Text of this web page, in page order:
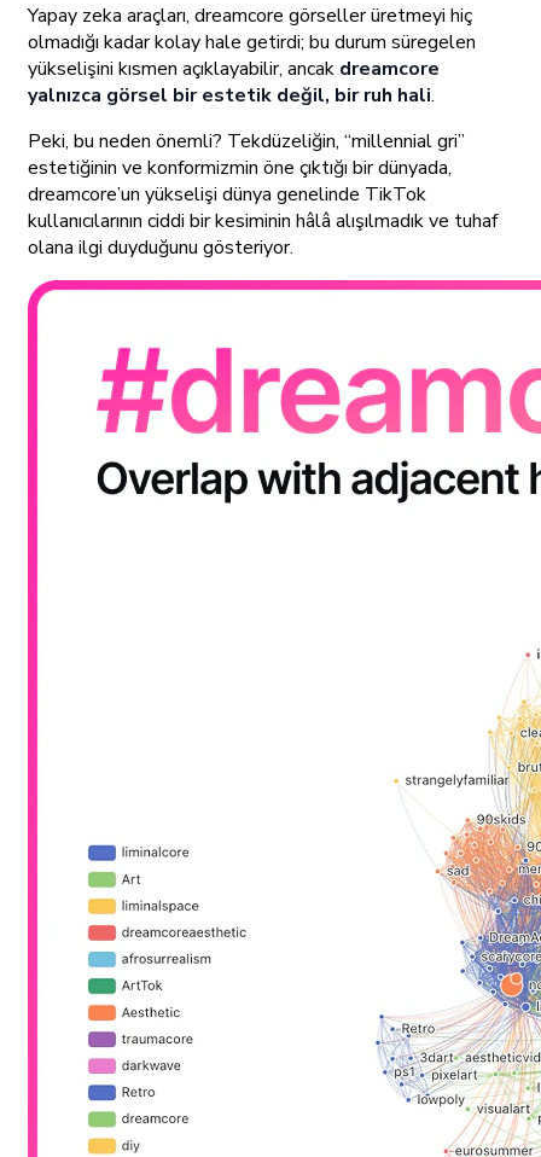
Yapay zeka araçları, dreamcore görseller üretmeyi hiç
olmadığı kadar kolay hale getirdi; bu durum süregelen
yükselişini kısmen açıklayabilir, ancak dreamcore
yalnızca görsel bir estetik değil, bir ruh hali.
Peki, bu neden önemli? Tekdüzeliğin, “millennial gri”
estetiğinin ve konformizmin öne çıktığı bir dünyada,
dreamcore’un yükselişi dünya genelinde TikTok
kullanıcılarının ciddi bir kesiminin hâlâ alışılmadık ve tuhaf
olana ilgi duyduğunu gösteriyor.